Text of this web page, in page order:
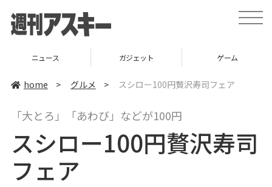
t
o
i
o
n
ニュース ガジェット ゲーム
home > グルメ > スシロー100円贅沢寿司フェア
「大とろ」「あわび」などが100円
スシロー100円贅沢寿司
フェア